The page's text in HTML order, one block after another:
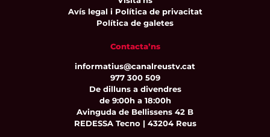
Avís legal i Política de privacitat
Política de galetes
Contacta’ns
informatius@canalreustv.cat
977 300 509
De dilluns a divendres
de 9:00h a 18:00h
Avinguda de Bellissens 42 B
REDESSA Tecno | 43204 Reus